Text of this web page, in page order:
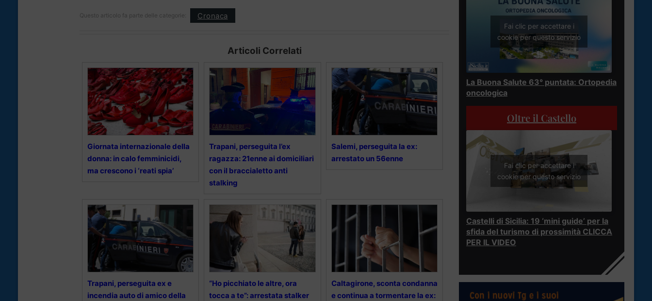
Questo articolo fa parte delle categorie: Cronaca
Articoli Correlati
Giornata internazionale della
donna: in calo femminicidi,
ma crescono i ‘reati spia’
Trapani, perseguita l’ex
ragazza: 21enne ai domiciliari
con il braccialetto anti
stalking
Salemi, perseguita la ex:
arrestato un 56enne
Trapani, perseguita ex e
incendia auto di amico della
“Ho picchiato le altre, ora
tocca a te”: arrestata stalker
Caltagirone, sconta condanna
e continua a tormentare la ex:
Fai clic per accettare i
cookie per questo servizio
La Buona Salute 63° puntata: Ortopedia
oncologica
Oltre il Castello
Fai clic per accettare i
cookie per questo servizio
Castelli di Sicilia: 19 ‘mini guide’ per la
sfida del turismo di prossimità CLICCA
PER IL VIDEO